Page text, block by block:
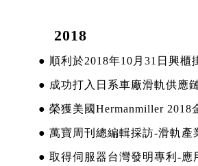
2018
● 順利於2018年10月31日興櫃
● 成功打入日系車廠滑軌供應
● 榮獲美國Hermanmiller 2018
● 萬寶周刊總編輯採訪-滑軌產
● 取得伺服器台灣發明專利-應